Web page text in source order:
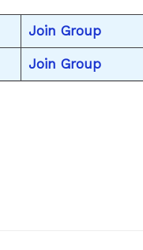
Join Group
Join Group